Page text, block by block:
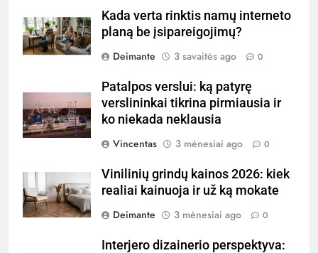
Kada verta rinktis namų interneto
planą be įsipareigojimų?
Deimante
3 savaitės ago 0
Patalpos verslui: ką patyrę
verslininkai tikrina pirmiausia ir
ko niekada neklausia
Vincentas
3 mėnesiai ago 0
Vinilinių grindų kainos 2026: kiek
realiai kainuoja ir už ką mokate
Deimante
3 mėnesiai ago 0
Interjero dizainerio perspektyva: